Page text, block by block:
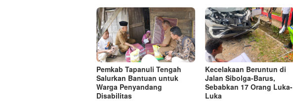
Pemkab Tapanuli Tengah
Salurkan Bantuan untuk
Warga Penyandang
Disabilitas
Kecelakaan Beruntun di
Jalan Sibolga-Barus,
Sebabkan 17 Orang Luka-
Luka